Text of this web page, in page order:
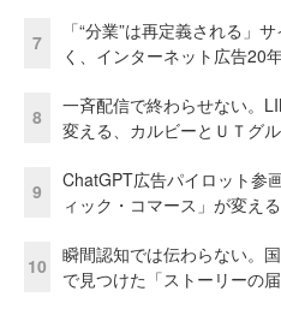
7
「“分業”は再定義される」
く、インターネット広告20
8
一斉配信で終わらせない。
変える、カルビーとＵＴグ
9
ChatGPT広告パイロット
ィック・コマース」が変え
10
瞬間認知では伝わらない。
で見つけた「ストーリーの届